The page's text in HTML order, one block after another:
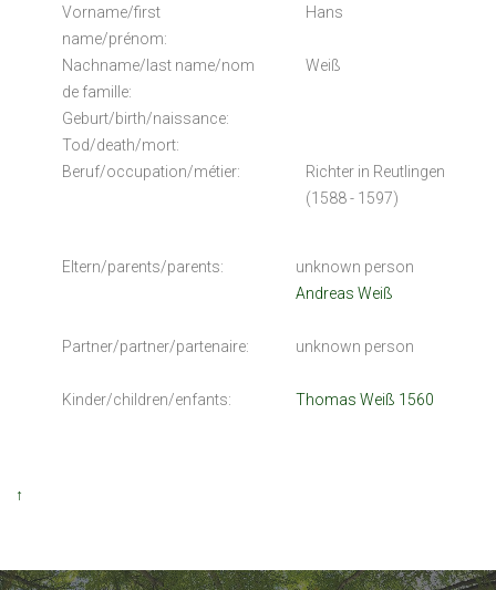
Vorname/first
name/prénom:
Hans
Nachname/last name/nom
de famille:
Weiß
Geburt/birth/naissance:
Tod/death/mort:
Beruf/occupation/métier:
Richter in Reutlingen
(1588 - 1597)
Eltern/parents/parents:
unknown person
Andreas Weiß
Partner/partner/partenaire: unknown person
Kinder/children/enfants: Thomas Weiß 1560
↑